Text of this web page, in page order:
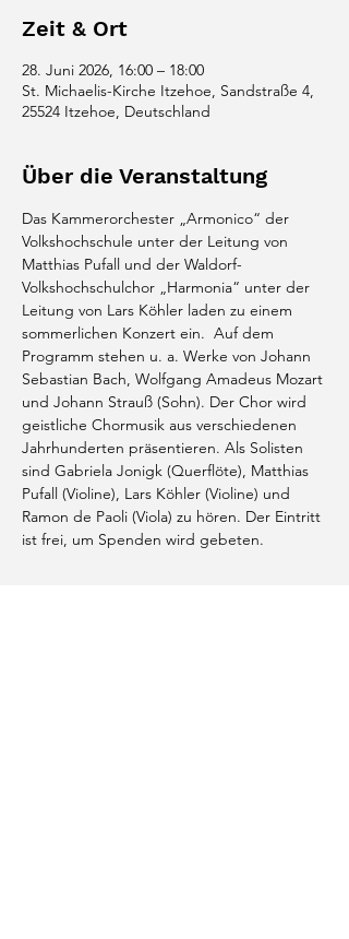
Zeit & Ort
28. Juni 2026, 16:00 – 18:00
St. Michaelis-Kirche Itzehoe, Sandstraße 4,
25524 Itzehoe, Deutschland
Über die Veranstaltung
Das Kammerorchester „Armonico“ der
Volkshochschule unter der Leitung von
Matthias Pufall und der Waldorf-
Volkshochschulchor „Harmonia“ unter der
Leitung von Lars Köhler laden zu einem
sommerlichen Konzert ein.  Auf dem
Programm stehen u. a. Werke von Johann
Sebastian Bach, Wolfgang Amadeus Mozart
und Johann Strauß (Sohn). Der Chor wird
geistliche Chormusik aus verschiedenen
Jahrhunderten präsentieren. Als Solisten
sind Gabriela Jonigk (Querflöte), Matthias
Pufall (Violine), Lars Köhler (Violine) und
Ramon de Paoli (Viola) zu hören. Der Eintritt
ist frei, um Spenden wird gebeten.